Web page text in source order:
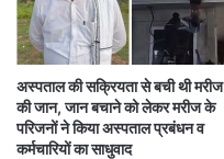
अस्पताल की सक्रियता से बची थी मरीज
की जान, जान बचाने को लेकर मरीज के
परिजनों ने किया अस्पताल प्रबंधन व
कर्मचारियों का साधुवाद